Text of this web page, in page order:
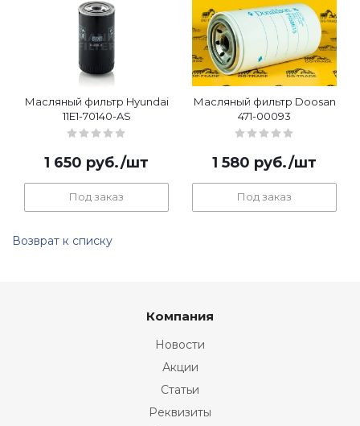
Масляный фильтр Hyundai
11E1-70140-AS
1 650 руб./шт
Под заказ
Масляный фильтр Doosan
471-00093
1 580 руб./шт
Под заказ
Возврат к списку
Компания
Новости
Акции
Статьи
Реквизиты